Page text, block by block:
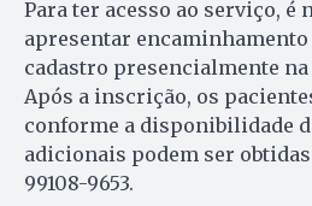
Para ter acesso ao serviço, é
apresentar
cadastro presencialmente na
Após a inscrição, os
conforme a disponibilidade
adicionais podem ser
99108-9653.